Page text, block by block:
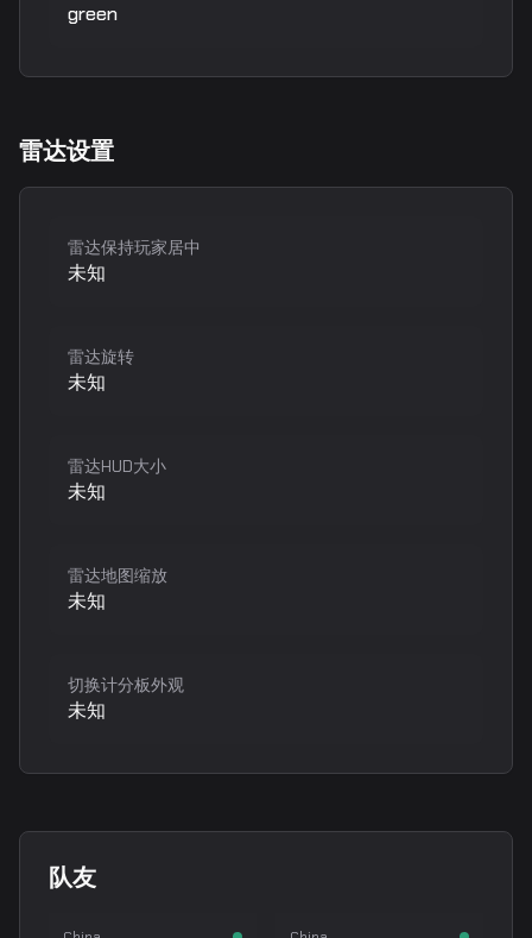
green
雷达设置
雷达保持玩家居中
未知
雷达旋转
未知
雷达HUD大小
未知
雷达地图缩放
未知
切换计分板外观
未知
队友
Attacker
YuanZhang Sheng